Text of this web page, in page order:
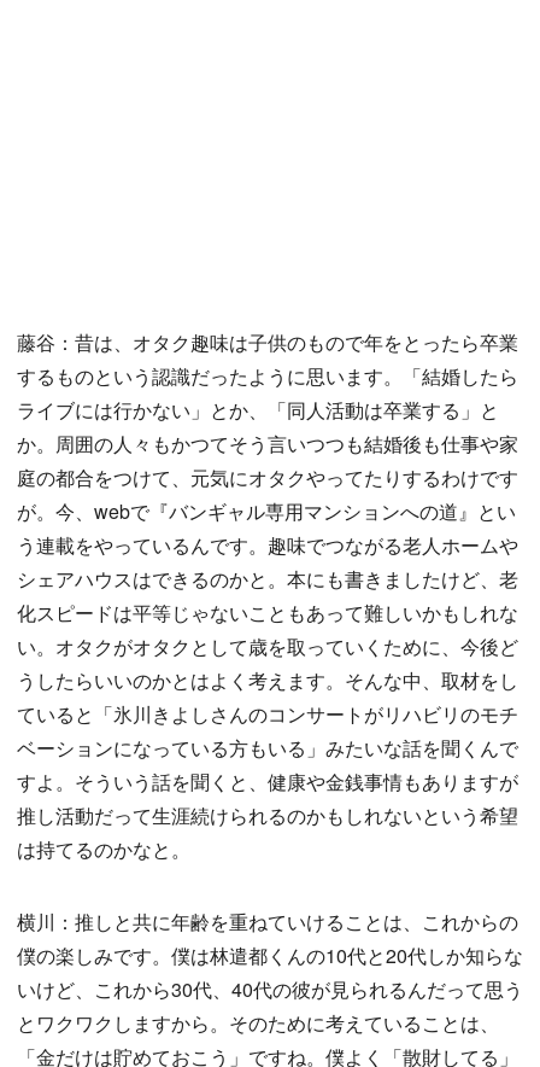
藤谷：昔は、オタク趣味は子供のもので年をとったら卒業
するものという認識だったように思います。「結婚したら
ライブには行かない」とか、「同人活動は卒業する」と
か。周囲の人々もかつてそう言いつつも結婚後も仕事や家
庭の都合をつけて、元気にオタクやってたりするわけです
が。今、webで『バンギャル専用マンションへの道』とい
う連載をやっているんです。趣味でつながる老人ホームや
シェアハウスはできるのかと。本にも書きましたけど、老
化スピードは平等じゃないこともあって難しいかもしれな
い。オタクがオタクとして歳を取っていくために、今後ど
うしたらいいのかとはよく考えます。そんな中、取材をし
ていると「氷川きよしさんのコンサートがリハビリのモチ
ベーションになっている方もいる」みたいな話を聞くんで
すよ。そういう話を聞くと、健康や金銭事情もありますが
推し活動だって生涯続けられるのかもしれないという希望
は持てるのかなと。
横川：推しと共に年齢を重ねていけることは、これからの
僕の楽しみです。僕は林遣都くんの10代と20代しか知らな
いけど、これから30代、40代の彼が見られるんだって思う
とワクワクしますから。そのために考えていることは、
「金だけは貯めておこう」ですね。僕よく「散財してる」